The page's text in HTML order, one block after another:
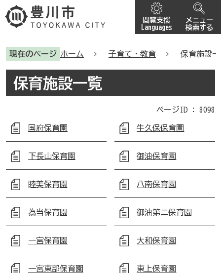
閲覧支援
Languages
メニュー
検索する
現在のページ ホーム 子育て・教育 保育施設
保育施設一覧
ページID :8098
国府保育園 牛久保保育園
下長山保育園 御油保育園
睦美保育園 八南保育園
為当保育園 御油第二保育園
一宮保育園 大和保育園
一宮東部保育園 東上保育園